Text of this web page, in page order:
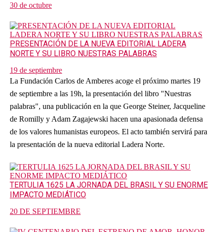
30 de octubre
PRESENTACIÓN DE LA NUEVA EDITORIAL LADERA
NORTE Y SU LIBRO NUESTRAS PALABRAS
19 de septiembre
La Fundación Carlos de Amberes acoge el próximo martes 19
de septiembre a las 19h, la presentación del libro "Nuestras
palabras", una publicación en la que George Steiner, Jacqueline
de Romilly y Adam Zagajewski hacen una apasionada defensa
de los valores humanistas europeos. El acto también servirá para
la presentación de la nueva editorial Ladera Norte.
TERTULIA 1625 LA JORNADA DEL BRASIL Y SU ENORME
IMPACTO MEDIÁTICO
20 DE SEPTIEMBRE